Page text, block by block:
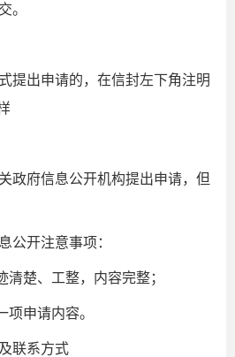
。
提出申请的，在信封左下角注明
政府信息公开机构提出申请，但
公开注意事项：
清楚、工整，内容完整；
项申请内容。
联系方式